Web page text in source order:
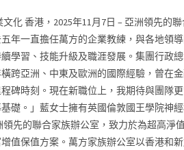
化 香港，2025年11月7日 – 亞洲領先
年一直擔任萬方的企業教練，與各地
學習、技能升級及職涯發展。集團行
跨亞洲、中東及歐洲的國際經驗，曾
碑時刻。現在新職位上，我期待與團
。」藍女士擁有英國倫敦國王學院
先的聯合家族辦公室，致力於為超高
值保值方案。萬方家族辦公室以香港